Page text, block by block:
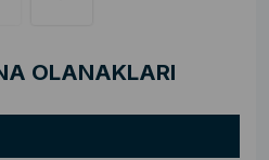
OLANAKLARI